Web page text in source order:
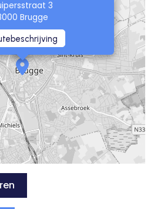
3
Brugge